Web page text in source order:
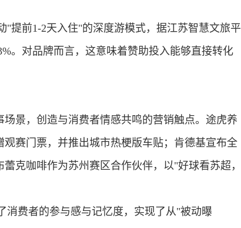
前1-2天入住"的深度游模式，据江苏智慧文旅平
。对品牌而言，这意味着赞助投入能够直接转化
场景 ，创造与消费者情感共鸣的营销触点。途虎养
赛门票，并推出城市热梗版车贴；肯德基宣布全
克咖啡作为苏州赛区合作伙伴，以"好球看苏超，
消费者的参与感与记忆度，实现了从"被动曝